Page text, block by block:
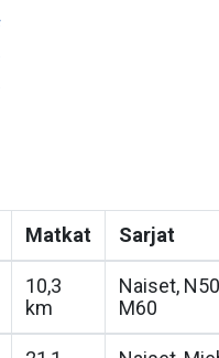
Matkat Sarjat
10,3
km
Naiset,
M60